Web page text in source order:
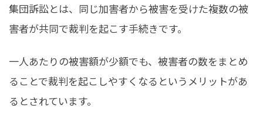
集団訴訟とは、同じ加害者から被害を受けた複数の被
害者が共同で裁判を起こす手続きです。
一人あたりの被害額が少額でも、被害者の数をまとめ
ることで裁判を起こしやすくなるというメリットがあ
るとされています。